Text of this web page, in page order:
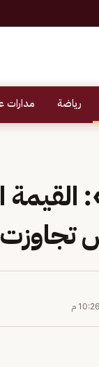
رياضة مدارات
مليار ريال
10:26 م